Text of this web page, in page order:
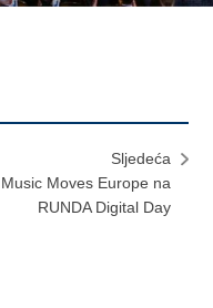
Sljedeća
Music Moves Europe na
RUNDA Digital Day